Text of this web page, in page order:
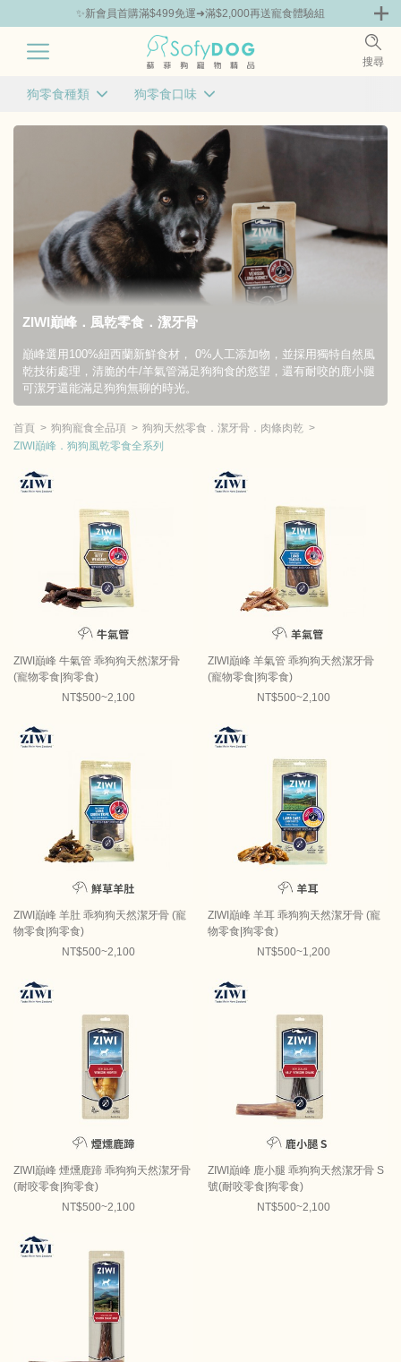
✨新會員首購滿$499免運➜滿$2,000再送寵食體驗組
搜尋
運 | 狗狗體驗組 品牌組合包86折起
ZIWI巔峰．風乾零食．潔牙骨
巔峰選用100%紐西蘭新鮮食材， 0%人工添加物，並採用獨特自然風
乾技術處理，清脆的牛/羊氣管滿足狗狗食的慾望，還有耐咬的鹿小腿
可潔牙還能滿足狗狗無聊的時光。
首頁 狗狗寵食全品項
狗狗天然零食．潔牙骨．肉條肉乾
ZIWI巔峰．狗狗風乾零食全系列
狗零食種類
清除 確定
狗零食口味
清除 確定
ZIWI巔峰 牛氣管 乖狗狗天然潔牙骨
(寵物零食|狗零食)
NT$500~2,100
ZIWI巔峰 羊氣管 乖狗狗天然潔牙骨
(寵物零食|狗零食)
NT$500~2,100
ZIWI巔峰 羊肚 乖狗狗天然潔牙骨 (寵
物零食|狗零食)
NT$500~2,100
ZIWI巔峰 羊耳 乖狗狗天然潔牙骨 (寵
物零食|狗零食)
NT$500~1,200
ZIWI巔峰 煙燻鹿蹄 乖狗狗天然潔牙骨
(耐咬零食|狗零食)
NT$500~2,100
ZIWI巔峰 鹿小腿 乖狗狗天然潔牙骨 S
號(耐咬零食|狗零食)
NT$500~2,100